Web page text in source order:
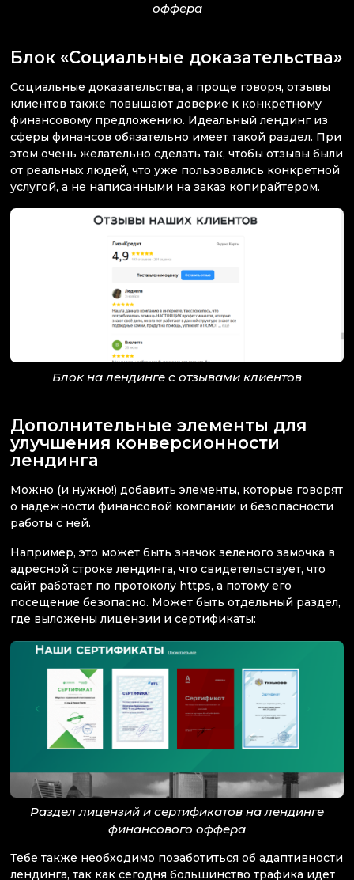
оффера
Блок «Социальные доказательства»
Социальные доказательства, а проще говоря, отзывы
клиентов также повышают доверие к конкретному
финансовому предложению. Идеальный лендинг из
сферы финансов обязательно имеет такой раздел. При
этом очень желательно сделать так, чтобы отзывы были
от реальных людей, что уже пользовались конкретной
услугой, а не написанными на заказ копирайтером.
Блок на лендинге с отзывами клиентов
Дополнительные элементы для
улучшения конверсионности
лендинга
Можно (и нужно!) добавить элементы, которые говорят
о надежности финансовой компании и безопасности
работы с ней.
Например, это может быть значок зеленого замочка в
адресной строке лендинга, что свидетельствует, что
сайт работает по протоколу https, а потому его
посещение безопасно. Может быть отдельный раздел,
где выложены лицензии и сертификаты:
Раздел лицензий и сертификатов на лендинге
финансового оффера
Тебе также необходимо позаботиться об адаптивности
лендинга, так как сегодня большинство трафика идет